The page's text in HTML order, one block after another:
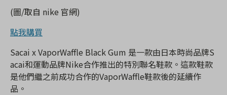
(圖/取自 nike 官網)
點我購買
Sacai x VaporWaffle Black Gum 是一款由日本時尚品牌S
acai和運動品牌Nike合作推出的特別聯名鞋款。這款鞋款
是他們繼之前成功合作的VaporWaffle鞋款後的延續作
品。